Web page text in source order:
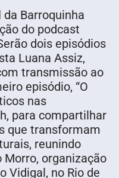
Barroquinha
do podcast
dois episódios
Luana Assiz,
transmissão ao
episódio, “O
nas
para compartilhar
que transformam
reunindo
organização
Vidigal, no Rio de